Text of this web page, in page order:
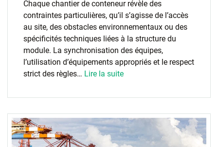
Chaque chantier de conteneur révèle des
contraintes particulières, qu’il s’agisse de l’accès
au site, des obstacles environnementaux ou des
spécificités techniques liées à la structure du
module. La synchronisation des équipes,
l’utilisation d’équipements appropriés et le respect
strict des règles… Lire la suite